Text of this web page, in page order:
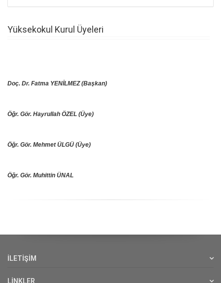
Yüksekokul Kurul Üyeleri
Doç. Dr. Fatma YENİLMEZ (Başkan)
Öğr. Gör. Hayrullah ÖZEL (Üye)
Öğr. Gör. Mehmet ÜLGÜ (Üye)
Öğr. Gör. Muhittin ÜNAL
İLETİŞİM
LİNKLER